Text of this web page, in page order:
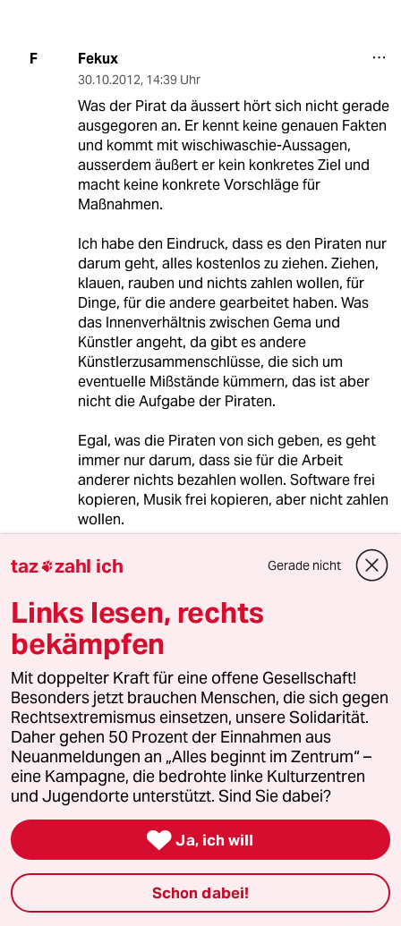
F Fekux
30.10.2012, 14:39 Uhr
Was der Pirat da äussert hört sich nicht gerade
ausgegoren an. Er kennt keine genauen Fakten
und kommt mit wischiwaschie-Aussagen,
ausserdem äußert er kein konkretes Ziel und
macht keine konkrete Vorschläge für
Maßnahmen.
Ich habe den Eindruck, dass es den Piraten nur
darum geht, alles kostenlos zu ziehen. Ziehen,
klauen, rauben und nichts zahlen wollen, für
Dinge, für die andere gearbeitet haben. Was
das Innenverhältnis zwischen Gema und
Künstler angeht, da gibt es andere
Künstlerzusammenschlüsse, die sich um
eventuelle Mißstände kümmern, das ist aber
nicht die Aufgabe der Piraten.
Egal, was die Piraten von sich geben, es geht
immer nur darum, dass sie für die Arbeit
anderer nichts bezahlen wollen. Software frei
kopieren, Musik frei kopieren, aber nicht zahlen
wollen.
Ein Veranstalter, der es wirklich ernst meint,
der füllt auch die Formulare für die Gema aus.
Die beiden Tanzschulen in meiner Stadt
schaffen das Tag für Tag - bei jedem Tanzkurs,
bei jedem Übungsball, weil die spielen nämlich
nur gemafreie Musik.
meistkommentiert
1 Krise der Demokratie
AfD-Wählen als Triebabfuhr
2
Hinterlistiger Schritt der
Bundesregierung
taz zahl ich Gerade nicht
Links lesen, rechts
bekämpfen
Mit doppelter Kraft für eine offene Gesellschaft!
Besonders jetzt brauchen Menschen, die sich gegen
Rechtsextremismus einsetzen, unsere Solidarität.
Daher gehen 50 Prozent der Einnahmen aus
Neuanmeldungen an „Alles beginnt im Zentrum“ –
eine Kampagne, die bedrohte linke Kulturzentren
und Jugendorte unterstützt. Sind Sie dabei?
 Ja, ich will
Schon dabei!